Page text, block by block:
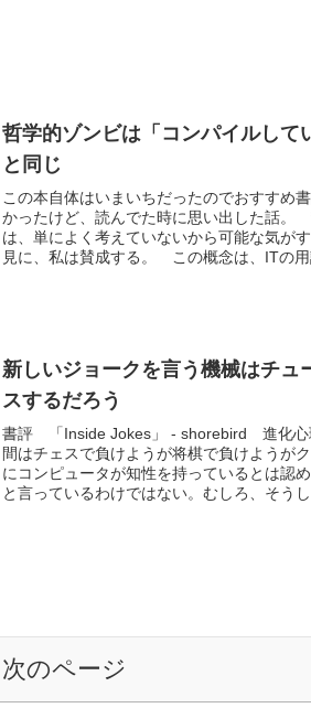
哲学的ゾンビは「コンパイルして
と同じ
この本自体はいまいちだったのでおすすめ
かったけど、読んでた時に思い出した話。
は、単によく考えていないから可能な気が
見に、私は賛成する。 この概念は、ITの用
新しいジョークを言う機械はチュ
スするだろう
書評 「Inside Jokes」 - shorebird 進化
間はチェスで負けようが将棋で負けようが
にコンピュータが知性を持っているとは認
と言っているわけではない。むしろ、そう
次のページ